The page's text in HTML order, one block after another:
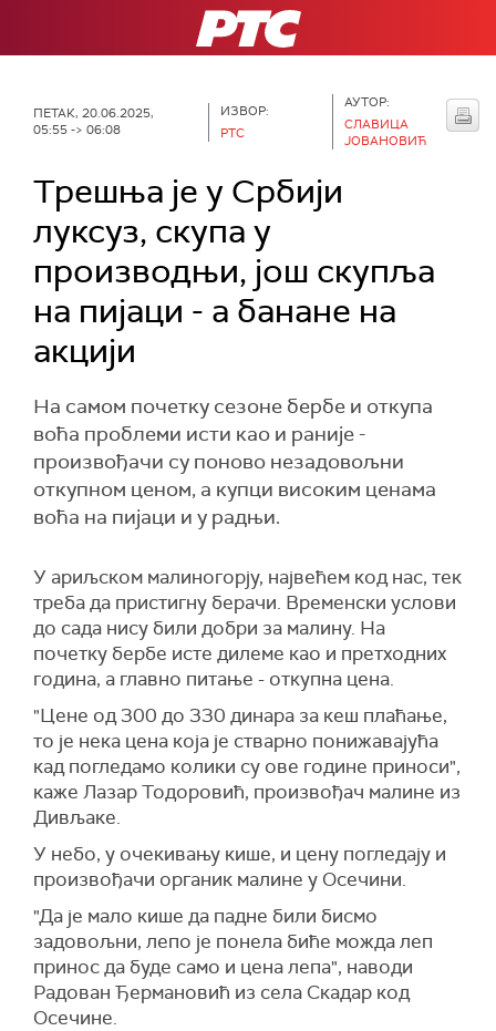
РТС
ПЕТАК, 20.06.2025,
05:55 -> 06:08
ИЗВОР:
РТС
АУТОР:
СЛАВИЦА
ЈОВАНОВИЋ
Трешња је у Србији
луксуз, скупа у
производњи, још скупља
на пијаци - а банане на
акцији
На самом почетку сезоне бербе и откупа
воћа проблеми исти као и раније -
произвођачи су поново незадовољни
откупном ценом, а купци високим ценама
воћа на пијаци и у радњи.
У ариљском малиногорју, највећем код нас, тек
треба да пристигну берачи. Временски услови
до сада нису били добри за малину. На
почетку бербе исте дилеме као и претходних
година, а главно питање - откупна цена.
"Цене од 300 до 330 динара за кеш плаћање,
то је нека цена која је стварно понижавајућа
кад погледамо колики су ове године приноси",
каже Лазар Тодоровић, произвођач малине из
Дивљаке.
У небо, у очекивању кише, и цену погледају и
произвођачи органик малине у Осечини.
"Да је мало кише да падне били бисмо
задовољни, лепо је понела биће можда леп
принос да буде само и ценалепа", наводи
Радован Ђермановић из села Скадар код
Осечине.